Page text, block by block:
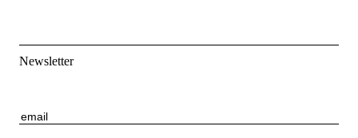
Newsletter
E